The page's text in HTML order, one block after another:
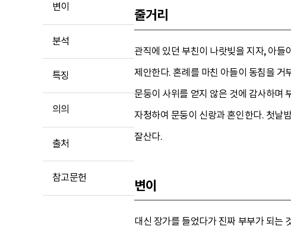
변이
분석
특징
의의
출처
참고문헌
줄거리
관직에 있던 부친이 나랏빚을 지자, 아
제안한다. 혼례를 마친 아들이 동침을 거
문둥이 사위를 얻지 않은 것에 감사하며
자청하여 문둥이 신랑과 혼인한다. 첫날
잘산다.
변이
대신 장가를 들었다가 진짜 부부가 되는